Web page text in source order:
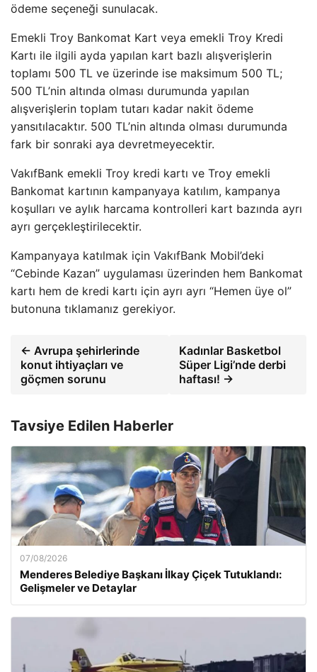
ödeme seçeneği sunulacak.
Emekli Troy Bankomat Kart veya emekli Troy Kredi
Kartı ile ilgili ayda yapılan kart bazlı alışverişlerin
toplamı 500 TL ve üzerinde ise maksimum 500 TL;
500 TL’nin altında olması durumunda yapılan
alışverişlerin toplam tutarı kadar nakit ödeme
yansıtılacaktır. 500 TL’nin altında olması durumunda
fark bir sonraki aya devretmeyecektir.
VakıfBank emekli Troy kredi kartı ve Troy emekli
Bankomat kartının kampanyaya katılım, kampanya
koşulları ve aylık harcama kontrolleri kart bazında ayrı
ayrı gerçekleştirilecektir.
Kampanyaya katılmak için VakıfBank Mobil’deki
“Cebinde Kazan” uygulaması üzerinden hem Bankomat
kartı hem de kredi kartı için ayrı ayrı “Hemen üye ol”
butonuna tıklamanız gerekiyor.
← Avrupa şehirlerinde
konut ihtiyaçları ve
göçmen sorunu
Kadınlar Basketbol
Süper Ligi’nde derbi
haftası! →
Tavsiye Edilen Haberler
07/08/2026
Menderes Belediye Başkanı İlkay Çiçek Tutuklandı:
Gelişmeler ve Detaylar